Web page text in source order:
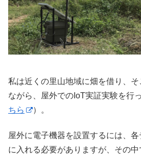
私は近くの里山地域に畑を借り、
ながら、屋外でのIoT実証実験を行
ちら
）。
屋外に電子機器を設置するには、
に入れる必要がありますが、その